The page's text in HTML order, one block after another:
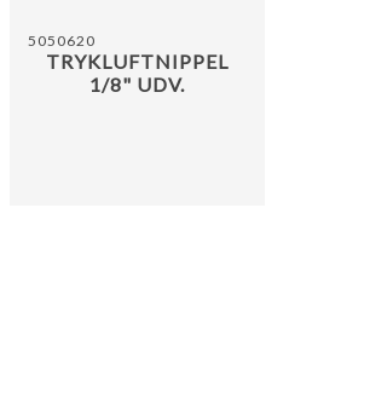
5050620
TRYKLUFTNIPPEL
1/8" UDV.